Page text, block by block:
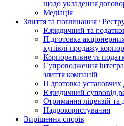
щодо укладення
Медіація
Злиття та поглинання /
Юридичний та
Підготовка
купівлі-продажу
Корпоративне та
Супроводження
злиття компаній
Підготовка установчих
Юридичний супровід
Отримання ліцензій та
Надрокористування
Вирішення спорів